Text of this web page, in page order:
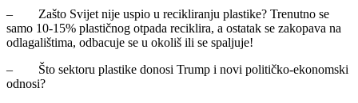
– Zašto Svijet nije uspio u recikliranju plastike? Trenutno se
samo 10-15% plastičnog otpada reciklira, a ostatak se zakopava na
odlagalištima, odbacuje se u okoliš ili se spaljuje!
– Što sektoru plastike donosi Trump i novi političko-ekonomski
odnosi?